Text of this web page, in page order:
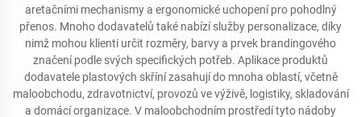
aretačními mechanismy a ergonomické uchopení pro pohodlný
přenos. Mnoho dodavatelů také nabízí služby personalizace, díky
nimž mohou klienti určit rozměry, barvy a prvek brandingového
značení podle svých specifických potřeb. Aplikace produktů
dodavatele plastových skříní zasahují do mnoha oblastí, včetně
maloobchodu, zdravotnictví, provozů ve výživě, logistiky, skladování
a domácí organizace. V maloobchodním prostředí tyto nádoby